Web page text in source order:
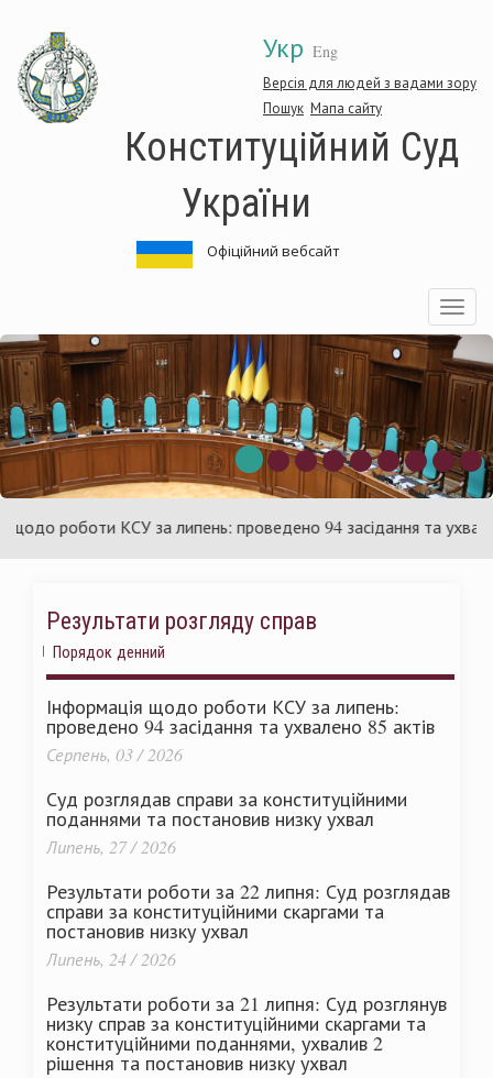
основного
матеріалу
Укр Eng
Версія для людей з вадами зору
Пошук Мапа сайту
Конституційний Суд
України
Офіційний вебсайт
Toggle
Суд
роботи КСУ за липень: проведено 94 засідання та ухвалено
Результати розгляду справ
Порядок денний
Інформація щодо роботи КСУ за липень:
проведено 94 засідання та ухвалено 85 актів
Серпень, 03 / 2026
Суд розглядав справи за конституційними
поданнями та постановив низку ухвал
Липень, 27 / 2026
Результати роботи за 22 липня: Суд розглядав
справи за конституційними скаргами та
постановив низку ухвал
Липень, 24 / 2026
Результати роботи за 21 липня: Суд розглянув
низку справ за конституційними скаргами та
конституційними поданнями, ухвалив 2
рішення та постановив низку ухвал